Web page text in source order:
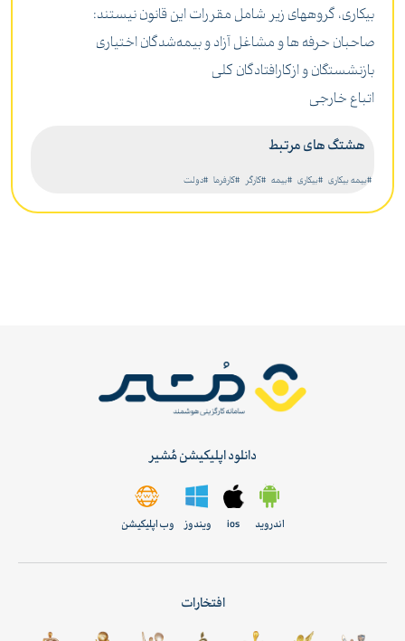
بیکاری، گروههای زیر شامل مقررات این قانون نیستند:
صاحبان حرفه ها و مشاغل آزاد و بیمه‌شدگان اختیاری
بازنشستگان و ازکارافتادگان کلی
اتباع خارجی
هشتگ های مرتبط
#بیمه بیکاری #بیکاری #بیمه #کارگر #کارفرما #دولت
دانلود اپلیکیشن مُشیر
اندروید ios ویندوز وب اپلیکیشن
افتخارات